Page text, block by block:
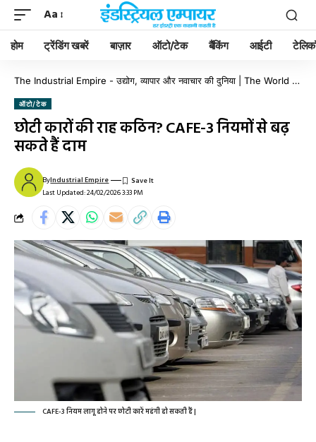
Aa
होम ट्रेंडिंग खबरें बाज़ार ऑटो/टेक बैंकिंग आईटी
The Industrial Empire - उद्योग, व्यापार और नवाचार की दुनिया | The World of Industry, Business & Innovation
ऑटो/टेक
छोटी कारों की राह कठिन? CAFE-3 नियमों से बढ़
सकते हैं दाम
Last Updated: 24/02/2026 3:33 PM
ByIndustrial Empire
CAFE-3 नियम लागू होने पर छोटी कारें महंगी हो सकती हैं |